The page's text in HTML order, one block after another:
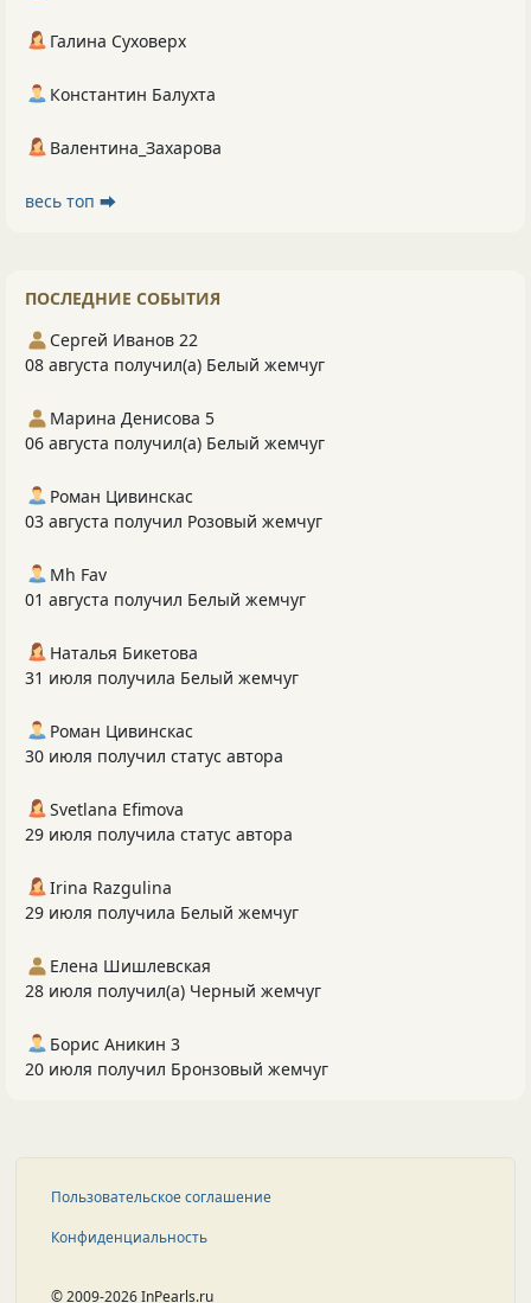
Галина Суховерх
Константин Балухта
Валентина_Захарова
весь топ ⮕
ПОСЛЕДНИЕ СОБЫТИЯ
Сергей Иванов 22
08 августа получил(а) Белый жемчуг
Марина Денисова 5
06 августа получил(а) Белый жемчуг
Роман Цивинскас
03 августа получил Розовый жемчуг
Mh Fav
01 августа получил Белый жемчуг
Наталья Бикетова
31 июля получила Белый жемчуг
Роман Цивинскас
30 июля получил статус автора
Svetlana Efimova
29 июля получила статус автора
Irina Razgulina
29 июля получила Белый жемчуг
Елена Шишлевская
28 июля получил(а) Черный жемчуг
Борис Аникин 3
20 июля получил Бронзовый жемчуг
Пользовательское соглашение
Конфиденциальность
© 2009-2026 InPearls.ru